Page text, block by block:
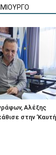
Αλέξης
στην ‘Καυτή